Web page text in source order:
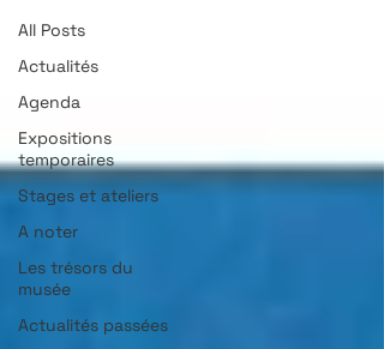
All Posts
Actualités
Agenda
Expositions
temporaires
Stages et ateliers
A noter
Les trésors du
musée
Actualités passées